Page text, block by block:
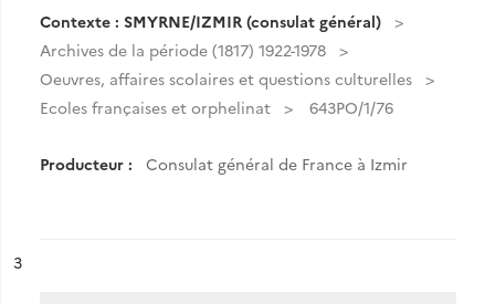
Contexte : SMYRNE/IZMIR (consulat général)
Archives de la période (1817) 1922-1978
Oeuvres, affaires scolaires et questions culturelles
Ecoles françaises et orphelinat
643PO/1/76
Producteur : Consulat général de France à Izmir
n°
3